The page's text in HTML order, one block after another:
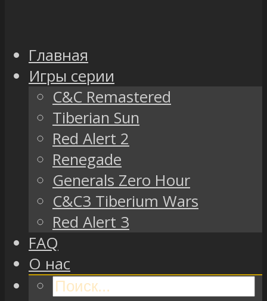
Главная
Игры серии
C&C Remastered
Tiberian Sun
Red Alert 2
Renegade
Generals Zero Hour
C&C3 Tiberium Wars
Red Alert 3
FAQ
О нас